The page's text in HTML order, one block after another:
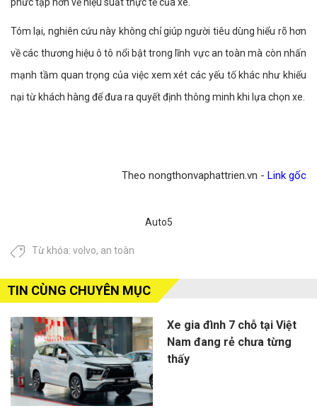
Tóm lại, nghiên cứu này không chỉ giúp người tiêu dùng hiểu rõ hơn
về các thương hiệu ô tô nổi bật trong lĩnh vực an toàn mà còn nhấn
mạnh tầm quan trọng của việc xem xét các yếu tố khác như khiếu
nại từ khách hàng để đưa ra quyết định thông minh khi lựa chọn xe.
Theo nongthonvaphattrien.vn - Link gốc
Auto5
Từ khóa: volvo, an toàn
TIN CÙNG CHUYÊN MỤC
Xe gia đình 7 chỗ tại Việt
Nam đang rẻ chưa từng
thấy